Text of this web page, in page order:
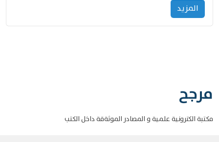
المزید
مرجح
مكتبة الكترونية علمية و المصادر الموثةقة داخل الكتب